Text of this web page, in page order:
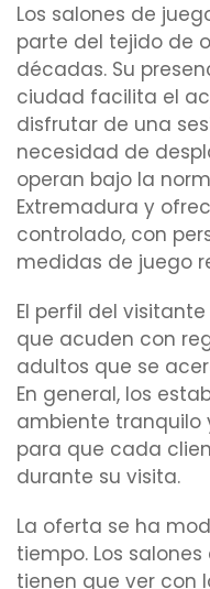
Los salones de
parte del tejido de
décadas. Su
ciudad facilita el
disfrutar de una
necesidad de
operan bajo la
Extremadura y
controlado, con
medidas de juego
El perfil del
que acuden con
adultos que se
En general, los
ambiente tranquilo
para que cada
durante su visita.
La oferta se ha
tiempo. Los
tienen que ver con